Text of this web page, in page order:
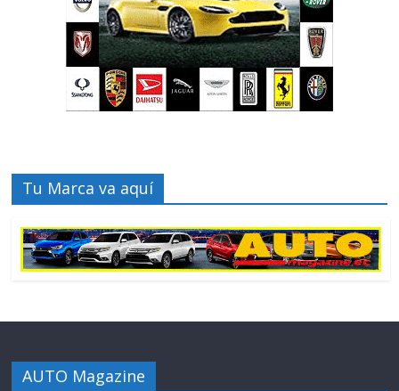
Tu Marca va aquí
AUTO Magazine